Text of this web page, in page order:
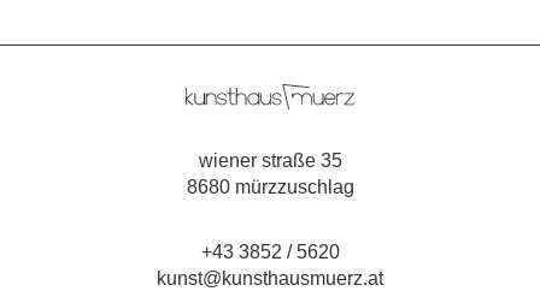
wiener straße 35
8680 mürzzuschlag
+43 3852 / 5620
kunst@kunsthausmuerz.at